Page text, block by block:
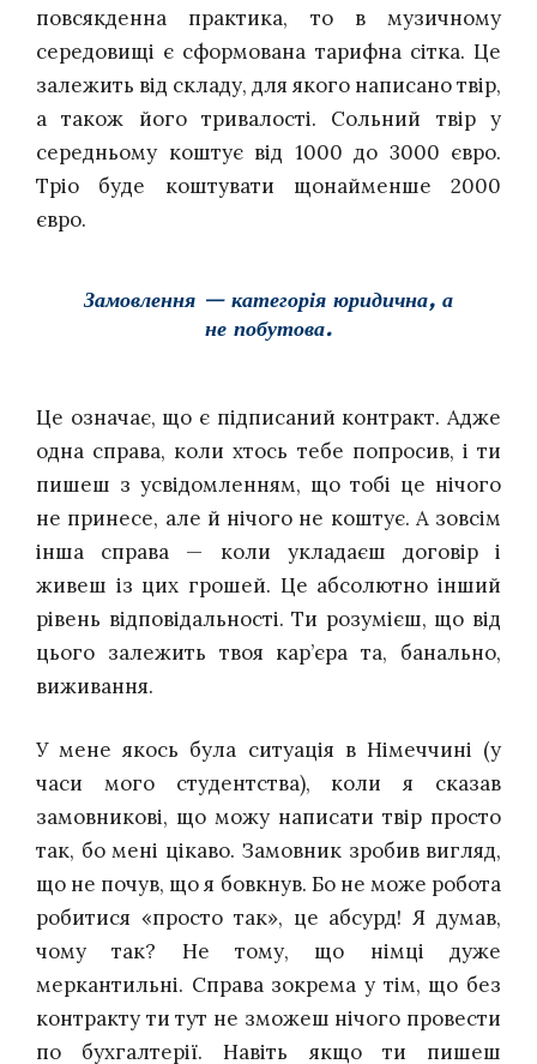
повсякденна практика, то в музичному
середовищі є сформована тарифна сітка. Це
залежить від складу, для якого написано твір,
а також його тривалості. Сольний твір у
середньому коштує від 1000 до 3000 євро.
Тріо буде коштувати щонайменше 2000
євро.
Замовлення — категорія юридична, а
не побутова.
Це означає, що є підписаний контракт. Адже
одна справа, коли хтось тебе попросив, і ти
пишеш з усвідомленням, що тобі це нічого
не принесе, але й нічого не коштує. А зовсім
інша справа — коли укладаєш договір і
живеш із цих грошей. Це абсолютно інший
рівень відповідальності. Ти розумієш, що від
цього залежить твоя кар’єра та, банально,
виживання.
У мене якось була ситуація в Німеччині (у
часи мого студентства), коли я сказав
замовникові, що можу написати твір просто
так, бо мені цікаво. Замовник зробив вигляд,
що не почув, що я бовкнув. Бо не може робота
робитися «просто так», це абсурд! Я думав,
чому так? Не тому, що німці дуже
меркантильні. Справа зокрема у тім, що без
контракту ти тут не зможеш нічого провести
по бухгалтерії. Навіть якщо ти пишеш